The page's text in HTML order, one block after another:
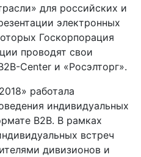
для российских и
электронных
Госкорпорация
проводят свои
Center и «Росэлторг».
работала
индивидуальных
B2B. В рамках
встреч
дивизионов и